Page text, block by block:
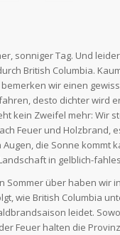
sonniger Tag. Und
British Columbia.
wir einen
desto dichter wird
kein Zweifel mehr: Wir
Feuer und Holzbrand,
die Sonne kommt
in gelblich-
Sommer über haben wir
wie British Columbia
leidet.
Feuer halten die